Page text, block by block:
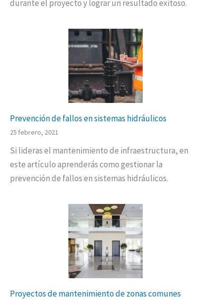
durante el proyecto y lograr un resultado exitoso.
Prevención de fallos en sistemas hidráulicos
25 febrero, 2021
Si lideras el mantenimiento de infraestructura, en
este artículo aprenderás como gestionar la
prevención de fallos en sistemas hidráulicos.
Proyectos de mantenimiento de zonas comunes